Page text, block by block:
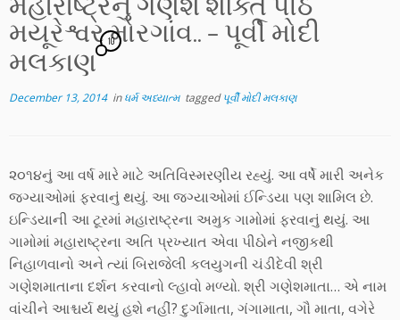
મયૂરેશ્વર મોરગાંવ.. – પૂર્વી મોદી
મલકાણ
10
December 13, 2014inધર્મ અધ્યાત્મ taggedપૂર્વી મોદી મલકાણ
૨૦૧૪નું આ વર્ષ મારે માટે અતિવિસ્મરણીય રહ્યું. આ વર્ષે મારી અનેક
જગ્યાઓમાં ફરવાનું થયું. આ જગ્યાઓમાં ઈન્ડિયા પણ શામિલ છે.
ઇન્ડિયાની આ ટૂરમાં મહારાષ્ટ્રના અમુક ગામોમાં ફરવાનું થયું. આ
ગામોમાં મહારાષ્ટ્રના અતિ પ્રખ્યાત એવા પીઠોને નજીકથી
નિહાળવાનો અને ત્યાં બિરાજેલી કલયુગની ચંડીદેવી શ્રી
ગણેશમાતાના દર્શન કરવાનો લ્હાવો મળ્યો. શ્રી ગણેશમાતા… એ નામ
વાંચીને આશ્ચર્ય થયું હશે નહીં? દુર્ગામાતા, ગંગામાતા, ગૌ માતા, વગેરે